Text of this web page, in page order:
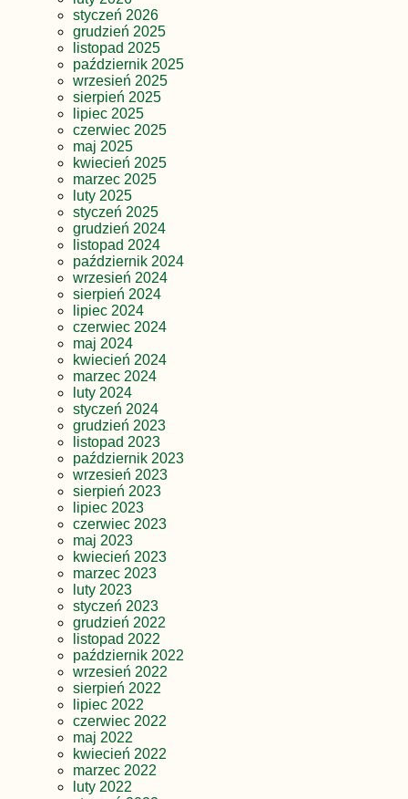
styczeń 2026
grudzień 2025
listopad 2025
październik 2025
wrzesień 2025
sierpień 2025
lipiec 2025
czerwiec 2025
maj 2025
kwiecień 2025
marzec 2025
luty 2025
styczeń 2025
grudzień 2024
listopad 2024
październik 2024
wrzesień 2024
sierpień 2024
lipiec 2024
czerwiec 2024
maj 2024
kwiecień 2024
marzec 2024
luty 2024
styczeń 2024
grudzień 2023
listopad 2023
październik 2023
wrzesień 2023
sierpień 2023
lipiec 2023
czerwiec 2023
maj 2023
kwiecień 2023
marzec 2023
luty 2023
styczeń 2023
grudzień 2022
listopad 2022
październik 2022
wrzesień 2022
sierpień 2022
lipiec 2022
czerwiec 2022
maj 2022
kwiecień 2022
marzec 2022
luty 2022